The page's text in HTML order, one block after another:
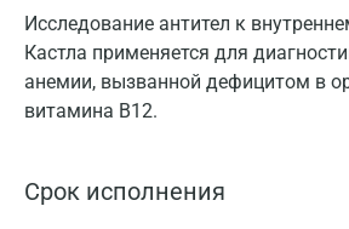
Исследование антител к
Кастла применяется для
анемии, вызванной дефицитом в
витамина В12.
Срок исполнения